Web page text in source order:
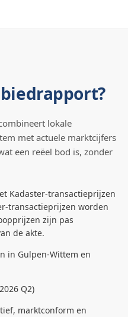
lokale
met actuele marktcijfers
een reëel bod is, zonder
Kadaster-transactieprijzen
transactieprijzen worden
zijn pas
de akte.
in Gulpen-Wittem en
Q2)
marktconform en